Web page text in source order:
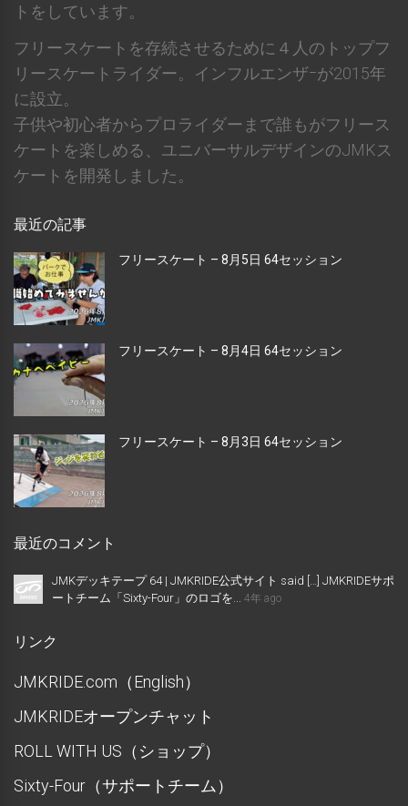
トをしています。
フリースケートを存続させるために４人のトップフ
リースケートライダー。インフルエンザｰが2015年
に設立。
子供や初心者からプロライダーまで誰もがフリース
ケートを楽しめる、ユニバーサルデザインのJMKス
ケートを開発しました。
最近の記事
フリースケート – 8月5日 64セッション
フリースケート – 8月4日 64セッション
フリースケート – 8月3日 64セッション
最近のコメント
JMKデッキテープ 64 | JMKRIDE公式サイト said […] JMKRIDEサポ
ートチーム「Sixty-Four」のロゴを...
4年 ago
リンク
JMKRIDE.com（English）
JMKRIDEオープンチャット
ROLL WITH US（ショップ）
Sixty-Four（サポートチーム）